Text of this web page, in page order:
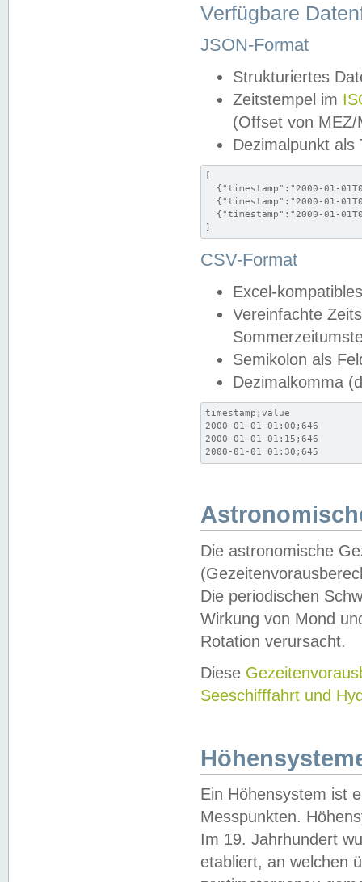
Verfügbare
JSON-Format
Strukturiertes
Zeitstempel im
(Offset von MEZ/
Dezimalpunkt als
[
{"timestamp":"2000-01-
{"timestamp":"2000-01-
{"timestamp":"2000-01-
]
CSV-Format
Excel-
Vereinfachte
Semikolon als
Dezimalkomma
timestamp;value
2000-01-01 01:00;646
2000-01-01 01:15;646
2000-01-01 01:30;645
Die astronomische
Die periodischen
Wirkung von Mond
Rotation verursacht.
Diese
Seeschifffahrt und
Ein Höhensystem ist
Messpunkten.
Im 19. Jahrhundert
etabliert, an welchen